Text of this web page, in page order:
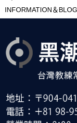
INFORMATION＆BLOG